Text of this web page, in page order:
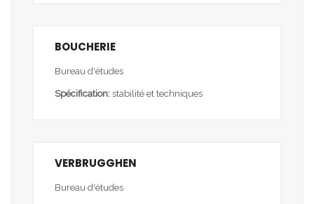
BOUCHERIE
Bureau d'études
Spécification: stabilité et techniques
VERBRUGGHEN
Bureau d'études